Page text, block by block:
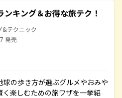
キング＆お得な旅テク！
&テクニック
発売
の歩き方が選ぶグルメやおみや
く楽しむための旅ワザを一挙紹